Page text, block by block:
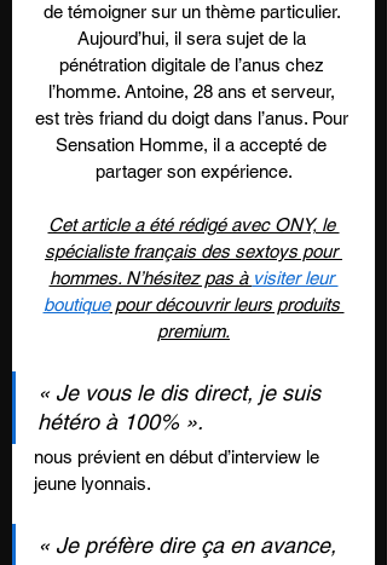
de témoigner sur un thème particulier.
Aujourd’hui, il sera sujet de la
pénétration digitale de l’anus chez
l’homme. Antoine, 28 ans et serveur,
est très friand du doigt dans l’anus. Pour
Sensation Homme, il a accepté de
partager son expérience.
Cet article a été rédigé avec ONY, le
spécialiste français des sextoys pour
hommes. N’hésitez pas à visiter leur
boutique pour découvrir leurs produits
premium.
« Je vous le dis direct, je suis
hétéro à 100% ».
nous prévient en début d’interview le
jeune lyonnais.
« Je préfère dire ça en avance,